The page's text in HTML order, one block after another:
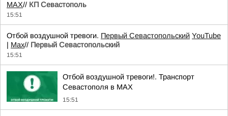
MAX// КП Севастополь
15:51
Отбой воздушной тревоги. Первый Севастопольский YouTube
| Max// Первый Севастопольский
15:51
Отбой воздушной тревоги!. Транспорт
Севастополя в MAX
15:51